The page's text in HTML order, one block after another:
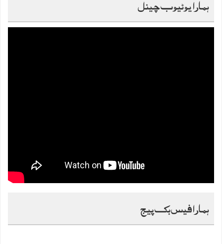
ہمارا یوٹیوب چینل
ہمارا فیس بک پیج